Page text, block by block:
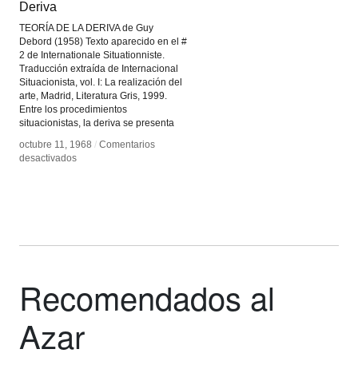
Deriva
TEORÍA DE LA DERIVA de Guy
Debord (1958) Texto aparecido en el #
2 de Internationale Situationniste.
Traducción extraída de Internacional
Situacionista, vol. I: La realización del
arte, Madrid, Literatura Gris, 1999.
Entre los procedimientos
situacionistas, la deriva se presenta
octubre 11, 1968 / Comentarios
desactivadosen
Deriva
octubre 11, 1968 / Comentarios
desactivadosen
Recomendados al
Azar